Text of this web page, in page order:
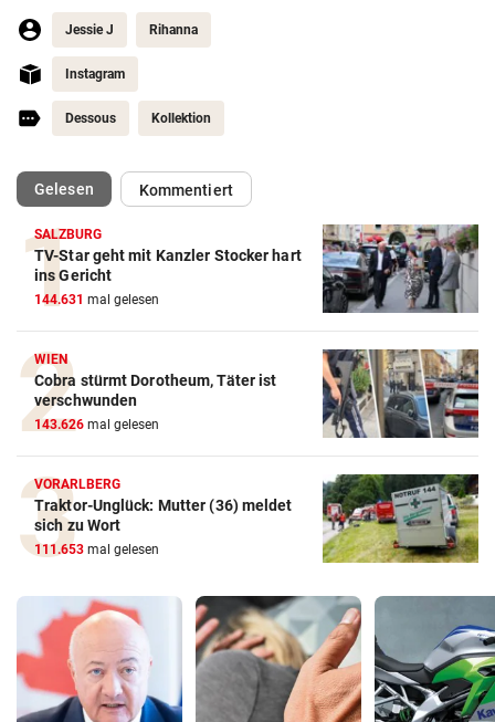
Jessie J Rihanna
Instagram
Dessous Kollektion
Gelesen(ausgewählt)Kommentiert
SALZBURG
TV-Star geht mit Kanzler Stocker hart
ins Gericht
144.631 mal gelesen
WIEN
Cobra stürmt Dorotheum, Täter ist
verschwunden
143.626 mal gelesen
VORARLBERG
Traktor-Unglück: Mutter (36) meldet
sich zu Wort
111.653 mal gelesen